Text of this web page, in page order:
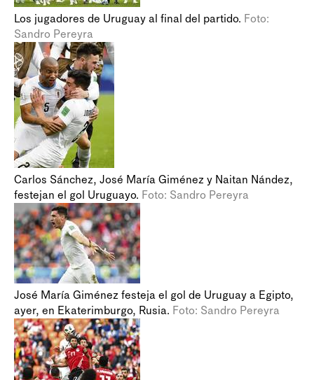
Los jugadores de Uruguay al final del partido. Foto:
Sandro Pereyra
Carlos Sánchez, José María Giménez y Naitan Nández,
festejan el gol Uruguayo. Foto: Sandro Pereyra
José María Giménez festeja el gol de Uruguay a Egipto,
ayer, en Ekaterimburgo, Rusia. Foto: Sandro Pereyra